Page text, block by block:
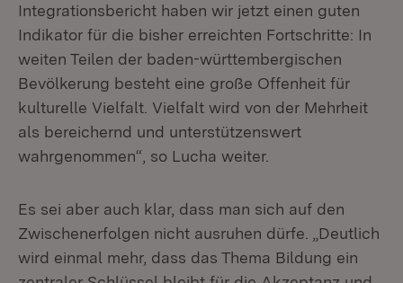
Integrationsbericht haben wir jetzt einen guten
Indikator für die bisher erreichten Fortschritte: In
weiten Teilen der baden-württembergischen
Bevölkerung besteht eine große Offenheit für
kulturelle Vielfalt. Vielfalt wird von der Mehrheit
als bereichernd und unterstützenswert
wahrgenommen“, so Lucha weiter.
Es sei aber auch klar, dass man sich auf den
Zwischenerfolgen nicht ausruhen dürfe. „Deutlich
wird einmal mehr, dass das Thema Bildung ein